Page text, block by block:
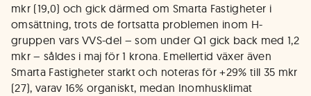
mkr (19,0) och gick därmed om Smarta Fastigheter i
omsättning, trots de fortsatta problemen inom H-
gruppen vars VVS-del – som under Q1 gick back med 1,2
mkr – såldes i maj för 1 krona. Emellertid växer även
Smarta Fastigheter starkt och noteras för +29% till 35 mkr
(27), varav 16% organiskt, medan Inomhusklimat